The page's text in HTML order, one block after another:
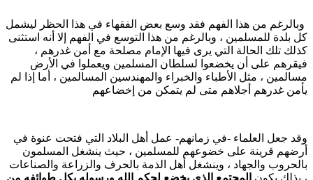
من هذا الفهم فقد وسع بعض الفقهاء في هذا الحظر ليشمل
بلدة للمسلمين ، وبالرغم من هذا التوسع في الفهم إلا أنه استثنى
تلك الحالة التي يرى فيها الإمام مصلحة مع أمن غدرهم ،
على أن يخضعوا لسلطان المسلمين ويعملوا في الأرض
، مثل الأطباء والخبراء والمهندسين المسالمين ، أما إذا لم
غدرهم أجلاهم متى لم يتمكن من إخضاعهم
جعل العلماء -في زمانهم- عمل أهل البلاد التي فتحت عنوة في
قرينة على خضوعهم للمسلمين ، حيث ينشغل المسلمون
والجهاد ، وينشغل أهل الذمة بالحرف والزراعة والصناعات
بذلك يكونالمجتمع الذي يخضع لحكم الله ورسوله بكل طوائفه من